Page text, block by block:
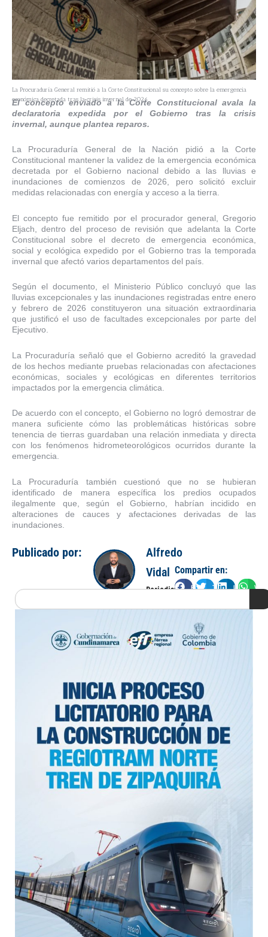
La Procuraduría General remitió a la Corte Constitucional su concepto sobre la emergencia
económica decretada tras la crisis invernal de 2026
El concepto enviado a la Corte Constitucional avala la
declaratoria expedida por el Gobierno tras la crisis
invernal, aunque plantea reparos.
La Procuraduría General de la Nación pidió a la Corte
Constitucional mantener la validez de la emergencia económica
decretada por el Gobierno nacional debido a las lluvias e
inundaciones de comienzos de 2026, pero solicitó excluir
medidas relacionadas con energía y acceso a la tierra.
El concepto fue remitido por el procurador general, Gregorio
Eljach, dentro del proceso de revisión que adelanta la Corte
Constitucional sobre el decreto de emergencia económica,
social y ecológica expedido por el Gobierno tras la temporada
invernal que afectó varios departamentos del país.
Según el documento, el Ministerio Público concluyó que las
lluvias excepcionales y las inundaciones registradas entre enero
y febrero de 2026 constituyeron una situación extraordinaria
que justificó el uso de facultades excepcionales por parte del
Ejecutivo.
La Procuraduría señaló que el Gobierno acreditó la gravedad
de los hechos mediante pruebas relacionadas con afectaciones
económicas, sociales y ecológicas en diferentes territorios
impactados por la emergencia climática.
De acuerdo con el concepto, el Gobierno no logró demostrar de
manera suficiente cómo las problemáticas históricas sobre
tenencia de tierras guardaban una relación inmediata y directa
con los fenómenos hidrometeorológicos ocurridos durante la
emergencia.
La Procuraduría también cuestionó que no se hubieran
identificado de manera específica los predios ocupados
ilegalmente que, según el Gobierno, habrían incidido en
alteraciones de cauces y afectaciones derivadas de las
inundaciones.
Publicado por:
Alfredo
Vidal
Periodista
Compartir en:
FacebookTwitterLinkedIn
Search